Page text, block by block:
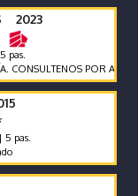
2023
pas.
POR AUTOS
pas.